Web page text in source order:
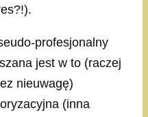
profesjonalny
jest w to (raczej
nieuwagę)
(inna